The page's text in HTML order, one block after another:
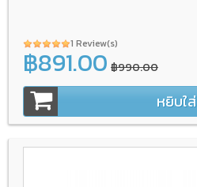
1 Review(s)
฿891.00 ฿990.00
หยิบใ